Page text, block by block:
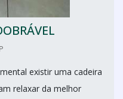
existir uma cadeira
relaxar da melhor